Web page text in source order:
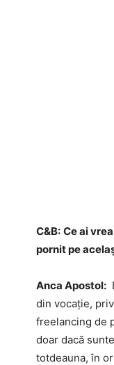
C&B: Ce ai
pornit pe
Anca Apostol:
din vocație,
freelancing de
doar dacă
totdeauna, în